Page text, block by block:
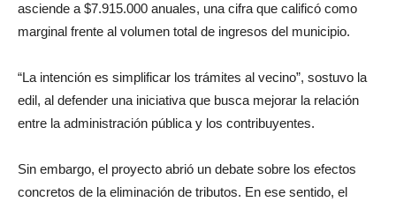
asciende a $7.915.000 anuales, una cifra que calificó como
marginal frente al volumen total de ingresos del municipio.
“La intención es simplificar los trámites al vecino”, sostuvo la
edil, al defender una iniciativa que busca mejorar la relación
entre la administración pública y los contribuyentes.
Sin embargo, el proyecto abrió un debate sobre los efectos
concretos de la eliminación de tributos. En ese sentido, el